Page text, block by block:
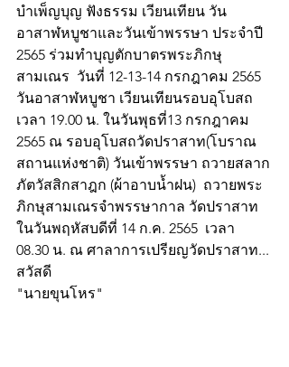
บำเพ็ญบุญ ฟังธรรม เวียนเทียน วัน
อาสาฬหบูชาและวันเข้าพรรษา ประจำปี
2565 ร่วมทำบุญตักบาตรพระภิกษุ
สามเณร  วันที่ 12-13-14 กรกฎาคม 2565
วันอาสาฬหบูชา เวียนเทียนรอบอุโบสถ
เวลา 19.00 น. ในวันพุธที่13 กรกฎาคม
2565 ณ รอบอุโบสถวัดปราสาท(โบราณ
สถานแห่งชาติ) วันเข้าพรรษา ถวายสลาก
ภัตวัสสิกสาฎก (ผ้าอาบน้ำฝน)  ถวายพระ
ภิกษุสามเณรจำพรรษากาล วัดปราสาท
ในวันพฤหัสบดีที่ 14 ก.ค. 2565  เวลา
08.30 น. ณ ศาลาการเปรียญวัดปราสาท...
สวัสดี
"นายขุนโหร"